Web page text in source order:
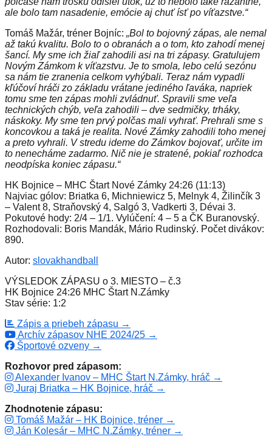
ale bolo tam nasadenie, emócie aj chuť ísť po víťazstve.“
Tomáš Mažár, tréner Bojníc: „Bol to bojovný zápas, ale nemal
až takú kvalitu. Bolo to o obranách a o tom, kto zahodí menej
šancí. My sme ich žiaľ zahodili asi na tri zápasy. Gratulujem
Novým Zámkom k víťazstvu. Je to smola, lebo celú sezónu
sa nám tie zranenia celkom vyhýbali. Teraz nám vypadli
kľúčoví hráči zo základu vrátane jediného ľaváka, napriek
tomu sme ten zápas mohli zvládnuť. Spravili sme veľa
technických chýb, veľa zahodili – dve sedmičky, trháky,
náskoky. My sme ten prvý polčas mali vyhrať. Prehrali sme s
koncovkou a taká je realita. Nové Zámky zahodili toho menej
a preto vyhrali. V stredu ideme do Zámkov bojovať, určite im
to nenecháme zadarmo. Nič nie je stratené, pokiaľ rozhodca
neodpíska koniec zápasu.“
HK Bojnice – MHC Štart Nové Zámky 24:26 (11:13)
Najviac gólov: Briatka 6, Michniewicz 5, Melnyk 4, Žilinčík 3
– Valent 8, Straňovský 4, Salgó 3, Vadkerti 3, Dévai 3.
Pokutové hody: 2/4 – 1/1. Vylúčení: 4 – 5 a ČK Buranovský.
Rozhodovali: Boris Mandák, Mário Rudinský. Počet divákov:
890.
Autor: slovakhandball
VÝSLEDOK ZÁPASU o 3. MIESTO – č.3
HK Bojnice 24:26 MHC Štart N.Zámky
Stav série: 1:2
Zápis a priebeh zápasu →
Archív zápasov NHE 2024/25 →
Športové ozveny →
Rozhovor pred zápasom:
Alexander Ivanov – MHC Štart N.Zámky, hráč →
Juraj Briatka – HK Bojnice, hráč →
Zhodnotenie zápasu:
Tomáš Mažár – HK Bojnice, tréner →
Ján Kolesár – MHC N.Zámky, tréner →